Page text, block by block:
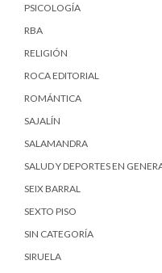
PSICOLOGÍA
RBA
RELIGIÓN
ROCA EDITORIAL
ROMÁNTICA
SAJALÍN
SALAMANDRA
SALUD Y DEPORTES EN
SEIX BARRAL
SEXTO PISO
SIN CATEGORÍA
SIRUELA